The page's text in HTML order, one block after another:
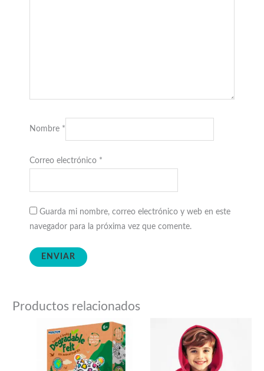
Nombre *
Correo electrónico *
Guarda mi nombre, correo electrónico y web en este
navegador para la próxima vez que comente.
Productos relacionados